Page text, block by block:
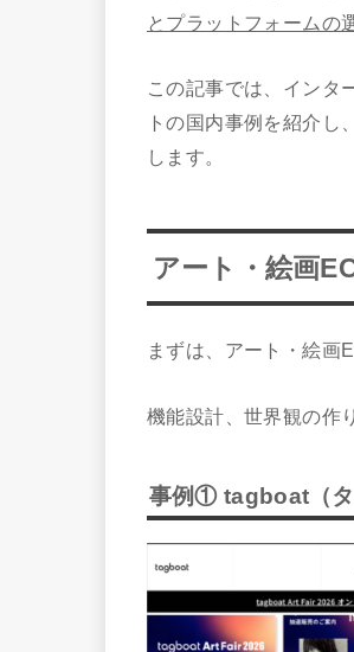
とプラットフォームの
この記事では、インタ
トの国内事例を紹介
します。
アート・絵画
まずは、アート・絵画
機能設計、世界観の作
事例① tagboat（タ